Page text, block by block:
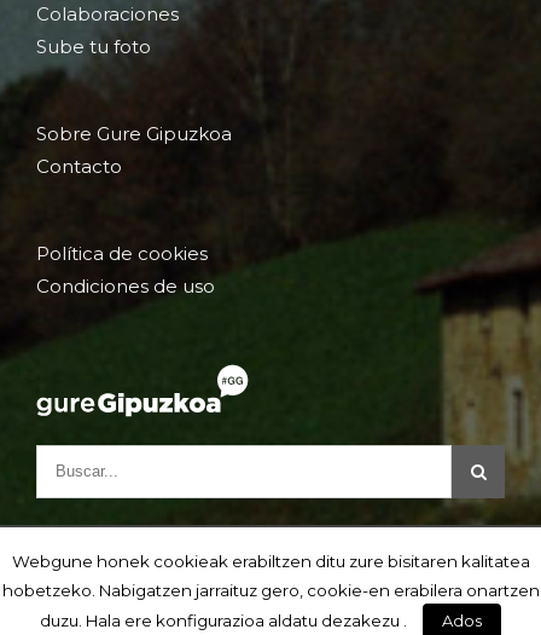
Colaboraciones
Sube tu foto
Sobre Gure Gipuzkoa
Contacto
Política de cookies
Condiciones de uso
Webgune honek cookieak erabiltzen ditu zure bisitaren kalitatea
hobetzeko. Nabigatzen jarraituz gero, cookie-en erabilera onartzen
duzu. Hala ere konfigurazioa aldatu dezakezu .
Ados